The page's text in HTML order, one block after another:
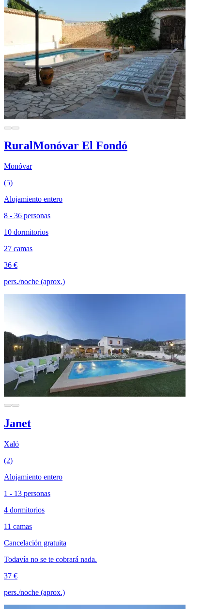
RuralMonóvar El Fondó
Monóvar
(5)
Alojamiento entero
8 - 36 personas
10 dormitorios
27 camas
36 €
pers./noche (aprox.)
Janet
Xaló
(2)
Alojamiento entero
1 - 13 personas
4 dormitorios
11 camas
Cancelación gratuita
Todavía no se te cobrará nada.
37 €
pers./noche (aprox.)